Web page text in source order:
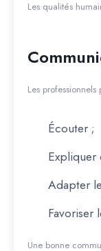
Les qualités
Les
Écouter ;
Expliquer
Adapter
Favoriser
Une bonne